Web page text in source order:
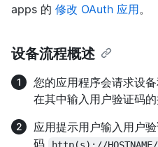
apps 的 修改 OAuth 应用。
设备流程概述
您的应用程序会请求设
在其中输入用户验证码的
应用提示用户输入用户
码
http(s)://